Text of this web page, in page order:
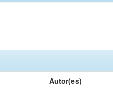
Autor(es)